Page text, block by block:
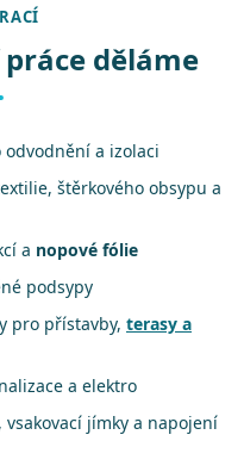
děláme
a izolaci
štěrkového obsypu a
a nopové fólie
podsypy
pro přístavby, terasy a
a elektro
jímky a napojení